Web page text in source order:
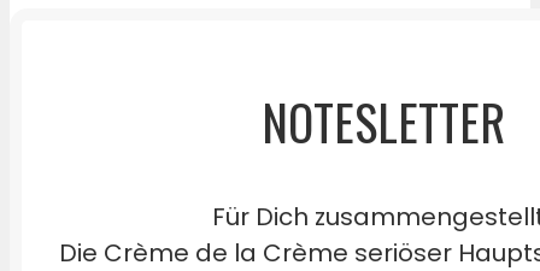
NOTESLETTER
Für Dich
Die Crème de la Crème seriöser